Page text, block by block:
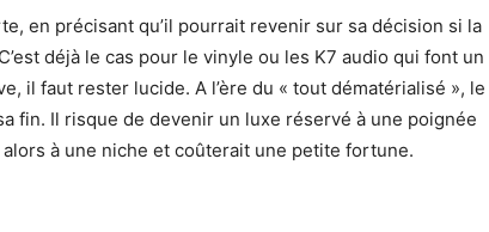
en précisant qu’il pourrait revenir sur sa décision si la
déjà le cas pour le vinyle ou les K7 audio qui font un
il faut rester lucide. A l’ère du « tout dématérialisé », le
fin. Il risque de devenir un luxe réservé à une poignée
à une niche et coûterait une petite fortune.